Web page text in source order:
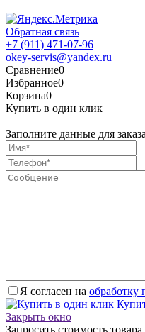
Обратная связь
+7 (911) 471-07-96
okey-servis@yandex.ru
Сравнение0
Избранное0
Корзина0
Купить в один клик
Заполните данные для заказа
Я согласен на обработку
Закрыть окно